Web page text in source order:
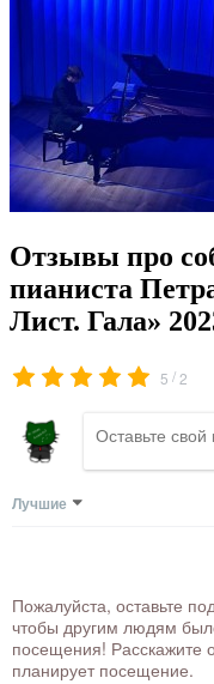
Отзывы про
пианиста
Лист. Гала»
5 /2
Лучшие
Пожалуйста, оставьте
чтобы другим людям
посещения! Расскажите
планирует посещение.